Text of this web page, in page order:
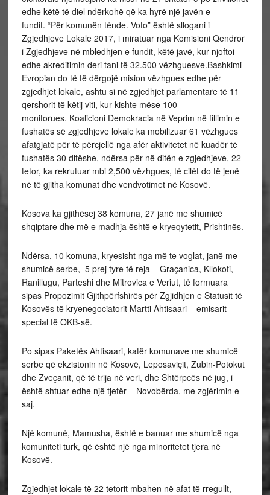
edhe këtë të diel ndërkohë që ka hyrë një javën e
fundit. “Për komunën tënde. Voto” është sllogani i
Zgjedhjeve Lokale 2017, i miratuar nga Komisioni Qendror
i Zgjedhjeve në mbledhjen e fundit, këtë javë, kur njoftoi
edhe akreditimin deri tani të 32.500 vëzhguesve.Bashkimi
Evropian do të të dërgojë mision vëzhgues edhe për
zgjedhjet lokale, ashtu si në zgjedhjet parlamentare të 11
qershorit të këtij viti, kur kishte mëse 100
monitorues. Koalicioni Demokracia në Veprim në fillimin e
fushatës së zgjedhjeve lokale ka mobilizuar 61 vëzhgues
afatgjatë për të përcjellë nga afër aktivitetet në kuadër të
fushatës 30 ditëshe, ndërsa për në ditën e zgjedhjeve, 22
tetor, ka rekrutuar mbi 2,500 vëzhgues, të cilët do të jenë
në të gjitha komunat dhe vendvotimet në Kosovë.
Kosova ka gjithësej 38 komuna, 27 janë me shumicë
shqiptare dhe më e madhja është e kryeqytetit, Prishtinës.
Ndërsa, 10 komuna, kryesisht nga më te voglat, janë me
shumicë serbe, 5 prej tyre të reja – Graçanica, Kllokoti,
Ranillugu, Parteshi dhe Mitrovica e Veriut, të formuara
sipas Propozimit Gjithpërfshirës për Zgjidhjen e Statusit të
Kosovës të kryenegociatorit Martti Ahtisaari – emisarit
special të OKB-së.
Po sipas Paketës Ahtisaari, katër komunave me shumicë
serbe që ekzistonin në Kosovë, Leposaviçit, Zubin-Potokut
dhe Zveçanit, që të trija në veri, dhe Shtërpcës në jug, i
është shtuar edhe një tjetër – Novobërda, me zgjërimin e
saj.
Një komunë, Mamusha, është e banuar me shumicë nga
komuniteti turk, që është një nga minoritetet tjera në
Kosovë.
Zgjedhjet lokale të 22 tetorit mbahen në afat të rregullt,